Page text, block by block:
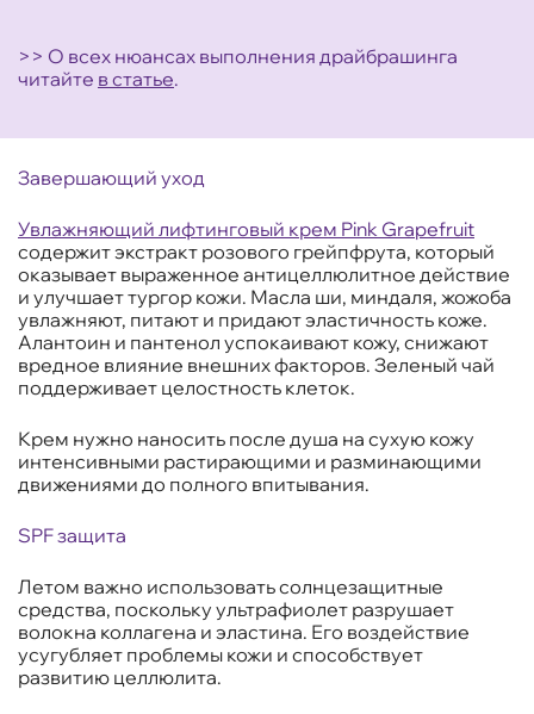
>> О всех нюансах выполнения драйбрашинга
читайте в статье.
Завершающий уход
Увлажняющий лифтинговый крем Pink Grapefruit
содержит экстракт розового грейпфрута, который
оказывает выраженное антицеллюлитное действие
и улучшает тургор кожи. Масла ши, миндаля, жожоба
увлажняют, питают и придают эластичность коже.
Алантоин и пантенол успокаивают кожу, снижают
вредное влияние внешних факторов. Зеленый чай
поддерживает целостность клеток.
Крем нужно наносить после душа на сухую кожу
интенсивными растирающими и разминающими
движениями до полного впитывания.
SPF защита
Летом важно использовать солнцезащитные
средства, поскольку ультрафиолет разрушает
волокна коллагена и эластина. Его воздействие
усугубляет проблемы кожи и способствует
развитию целлюлита.